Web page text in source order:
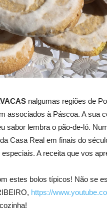
nalgumas regiões de
associados à Páscoa. A sua
sabor lembra o pão-de-ló.
Casa Real em finais do
A receita que vos
estes bolos típicos! Não se
https://